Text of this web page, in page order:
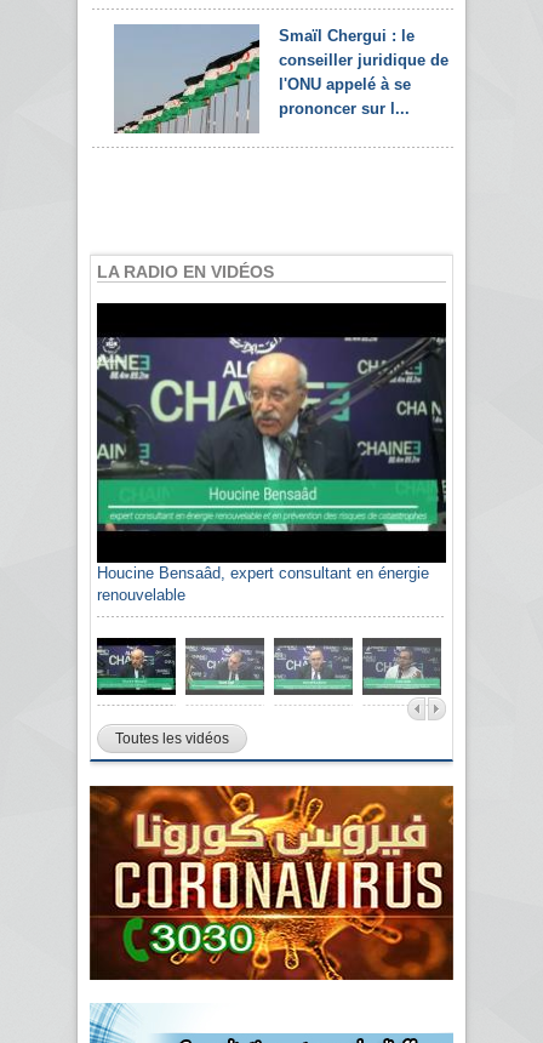
Smaïl Chergui : le
conseiller juridique de
l'ONU appelé à se
prononcer sur l...
LA RADIO EN VIDÉOS
Houcine Bensaâd, expert consultant en énergie
renouvelable
Toutes les vidéos